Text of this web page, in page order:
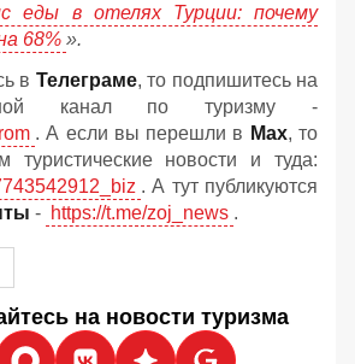
еды в отелях Турции: почему
68% ».
в Телеграме, то подпишитесь на
канал по туризму -
. А если вы перешли в Мах, то
туристические новости и туда:
. А тут публикуются
- https://t.me/zoj_news .
на новости туризма